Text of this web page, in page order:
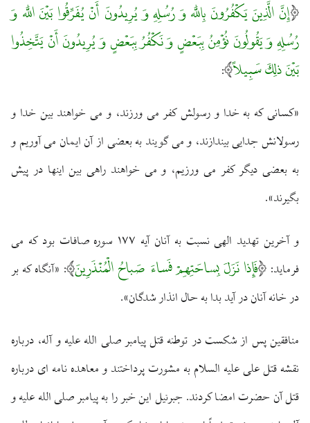
إِنَّ الَّذِينَ يَكْفُرُونَ بِاللَّه وَ رُسُلِهِ وَ يُرِيدُونَ أَنْ يُفَرِّقُوا بَيْنَ اللَّه وَ
رُسُلِهِ وَ يَقُولُونَ نُؤْمِنُ بِبَعْضٍ وَ نَكْفُرُ بِبَعْضٍ وَ يُرِيدُونَ أَنْ يَتَّخِذُوا
بَيْنَ ذلِكَ سَبِيلاً :
«كسانى كه به خدا و رسولش كفر مى ‏ورزند، و مى‏ خواهند بين خدا و
رسولانش جدايى بيندازند، و مى ‏گويند به بعضى از آن ايمان مى‏ آوريم و
به بعضى ديگر كفر مى ‏ورزيم، و مى‏ خواهند راهى بين اينها در پيش
بگيرند».
و آخرين تهديد الهى نسبت به آنان آيه ۱۷۷ سوره صافات بود كه مى‏
فرمايد: فَإِذا نَزَلَ بِساحَتِهِمْ فَساءَ صَباحُ الْمُنْذَرِينَ : «آنگاه كه بر
در خانه آنان در آيد بدا به حال انذار شدگان».
منافقين پس از شكست در توطئه قتل پيامبر صلى الله عليه و آله، درباره
نقشه قتل على‏ عليه السلام به مشورت پرداختند و معاهده ‏نامه‏ اى درباره
قتل آن حضرت امضا كردند. جبرئيل اين خبر را به پيامبر صلى الله عليه و